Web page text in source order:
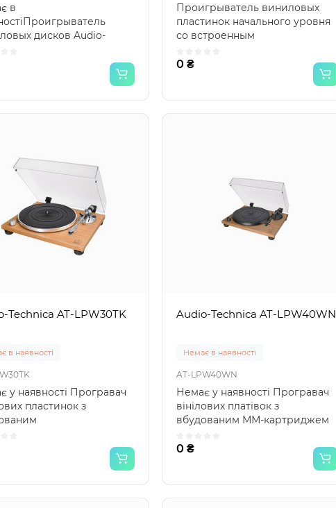
в
дисков Audio-
автоматич..
Проигрыватель виниловых
пластинок начального уровня
со встроенным
поддержкой Bluet..
0 ₴
Technica AT-LPW30TK
в наявності
у наявності Програвач
пластинок з
AT-VM9..
Audio-Technica AT-LPW40WN
Немає в наявності
AT-LPW40WN
Немає у наявності Програвач
вінілових платівок з
вбудованим ММ-картриджем
0 ₴